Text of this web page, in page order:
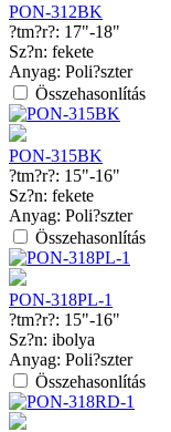
PON-312BK
?tm?r?: 17"-18"
Sz?n: fekete
Anyag: Poli?szter
Összehasonlítás
PON-315BK
?tm?r?: 15"-16"
Sz?n: fekete
Anyag: Poli?szter
Összehasonlítás
PON-318PL-1
?tm?r?: 15"-16"
Sz?n: ibolya
Anyag: Poli?szter
Összehasonlítás